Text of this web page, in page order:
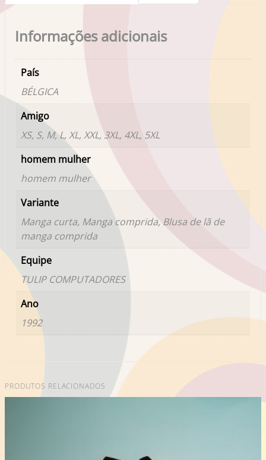
Informações adicionais
País
BÉLGICA
Amigo
XS, S, M, L, XL, XXL, 3XL, 4XL, 5XL
homem mulher
homem mulher
Variante
Manga curta, Manga comprida, Blusa de lã de
manga comprida
Equipe
TULIP COMPUTADORES
Ano
1992
PRODUTOS RELACIONADOS